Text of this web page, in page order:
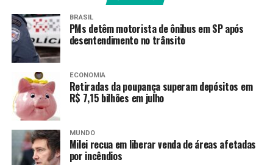
• recebeu remuneração média mensal de até R$ 2.766
no ano-base;
• teve os dados corretamente informados pelo
empregador no e-Social.
Instituído pelaLei nº 7.998/90, o abono salarial pode
chegar até a um salário mínimo, proporcional ao
período trabalhado
Amparo ao Trabalhador (FAT), com a habilitação feita
pelo Ministério do Trabalho e Emprego.
BRASIL
PMs detêm motorista de ônibus em SP após
desentendimento no trânsito
ECONOMIA
Retiradas da poupança superam depósitos em
R$ 7,15 bilhões em julho
MUNDO
Milei recua em liberar venda de áreas afetadas
por incêndios